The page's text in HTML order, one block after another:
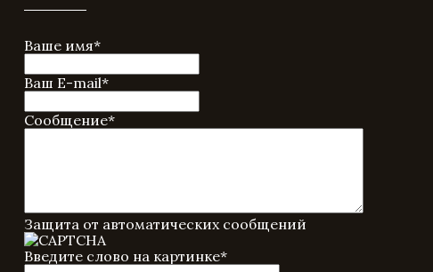
Ваше имя*
Ваш E-mail*
Сообщение*
Защита от автоматических сообщений
Введите слово на картинке*